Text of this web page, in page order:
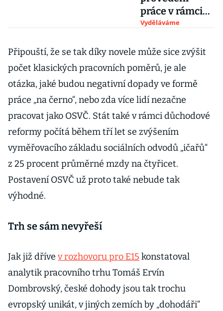
práce v rámci
konsolidačního
mají posílit
důchody
Vyděláváme
Připouští, že se tak díky novele může sice zvýšit
počet klasických pracovních poměrů, je ale
otázka, jaké budou negativní dopady ve formě
práce „na černo“, nebo zda více lidí nezačne
pracovat jako OSVČ. Stát také v rámci důchodové
reformy počítá během tří let se zvýšením
vyměřovacího základu sociálních odvodů „ičařů“
z 25 procent průměrné mzdy na čtyřicet.
Postavení OSVČ už proto také nebude tak
výhodné.
Trh se sám nevyřeší
Jak již dříve v rozhovoru pro E15 konstatoval
analytik pracovního trhu Tomáš Ervín
Dombrovský, české dohody jsou tak trochu
evropský unikát, v jiných zemích by „dohodáři“